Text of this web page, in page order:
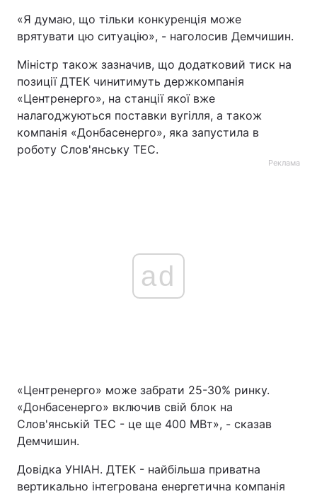
«Я думаю, що тільки конкуренція може
врятувати цю ситуацію», - наголосив Демчишин.
Міністр також зазначив, що додатковий тиск на
позиції ДТЕК чинитимуть держкомпанія
«Центренерго», на станції якої вже
налагоджуються поставки вугілля, а також
компанія «Донбасенерго», яка запустила в
роботу Слов'янську ТЕС.
Реклама
ad
«Центренерго» може забрати 25-30% ринку.
«Донбасенерго» включив свій блок на
Слов'янській ТЕС - це ще 400 МВт», - сказав
Демчишин.
Довідка УНІАН. ДТЕК - найбільша приватна
вертикально інтегрована енергетична компанія